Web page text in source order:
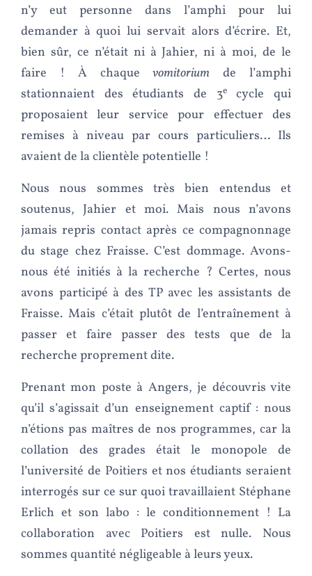
n’y eut personne dans l’amphi pour lui
demander à quoi lui servait alors d’écrire. Et,
bien sûr, ce n’était ni à Jahier, ni à moi, de le
faire ! À chaquevomitorium de l’amphi
stationnaient des étudiants de 3ecycle qui
proposaient leur service pour effectuer des
remises à niveau par cours particuliers… Ils
avaient de la clientèle potentielle !
Nous nous sommes très bien entendus et
soutenus, Jahier et moi. Mais nous n’avons
jamais repris contact après ce compagnonnage
du stage chez Fraisse. C’est dommage. Avons-
nous été initiés à la recherche ? Certes, nous
avons participé à des TP avec les assistants de
Fraisse. Mais c’était plutôt de l’entraînement à
passer et faire passer des tests que de la
recherche proprement dite.
Prenant mon poste à Angers, je découvris vite
qu’il s’agissait d’un enseignement captif : nous
n’étions pas maîtres de nos programmes, car la
collation des grades était le monopole de
l’université de Poitiers et nos étudiants seraient
interrogés sur ce sur quoi travaillaient Stéphane
Erlich et son labo : le conditionnement ! La
collaboration avec Poitiers est nulle. Nous
sommes quantité négligeable à leurs yeux.